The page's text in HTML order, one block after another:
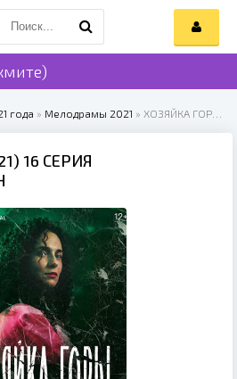
года » Мелодрамы 2021 » ХОЗЯЙКА ГОРЫ (2021)
16 СЕРИЯ